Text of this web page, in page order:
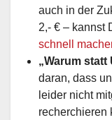
auch in der
2,- € – kannst
schnell
„Warum statt
daran, dass
leider nicht
recherchieren